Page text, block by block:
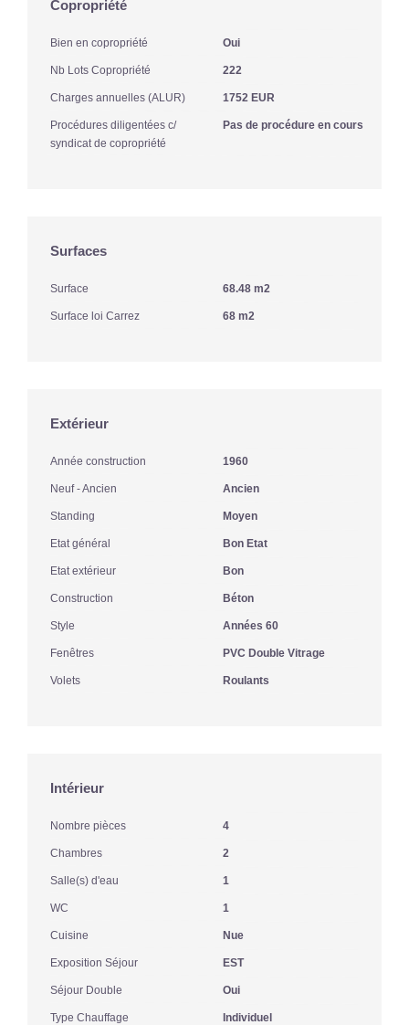
Copropriété
Bien en copropriété Oui
Nb Lots Copropriété 222
Charges annuelles (ALUR) 1752 EUR
Procédures diligentées c/
syndicat de copropriété
Pas de procédure en cours
Surfaces
Surface 68.48 m2
Surface loi Carrez 68 m2
Extérieur
Année construction 1960
Neuf - Ancien Ancien
Standing Moyen
Etat général Bon Etat
Etat extérieur Bon
Construction Béton
Style Années 60
Fenêtres PVC Double Vitrage
Volets Roulants
Intérieur
Nombre pièces 4
Chambres 2
Salle(s) d'eau 1
WC 1
Cuisine Nue
Exposition Séjour EST
Séjour Double Oui
Type Chauffage Individuel